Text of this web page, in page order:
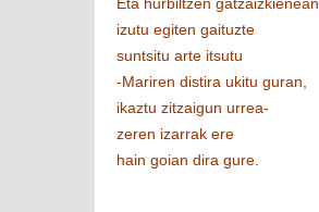
Eta hurbiltzen gatzaizkienean
izutu egiten gaituzte
suntsitu arte itsutu
-Mariren distira ukitu guran,
ikaztu zitzaigun urrea-
zeren izarrak ere
hain goian dira gure.